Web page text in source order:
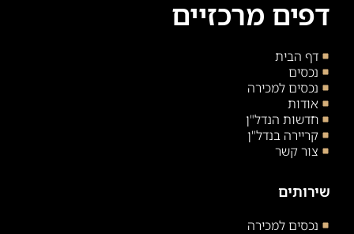
דפים מרכזיים
דף הבית
נכסים
נכסים למכירה
אודות
חדשות הנדל"ן
קריירה בנדל"ן
צור קשר
שירותים
נכסים למכירה